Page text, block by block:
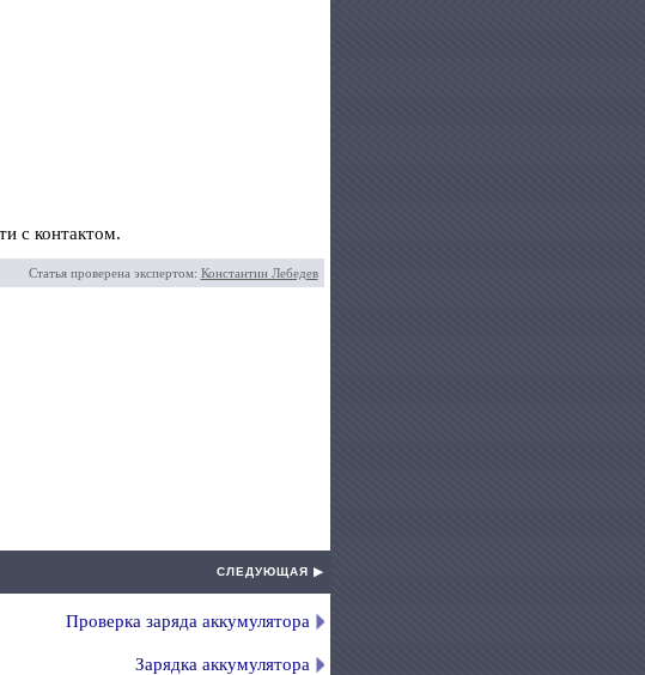
с контактом.
Статья проверена экспертом: Константин Лебедев
СЛЕДУЮЩАЯ ▶
Проверка заряда аккумулятора
Зарядка аккумулятора